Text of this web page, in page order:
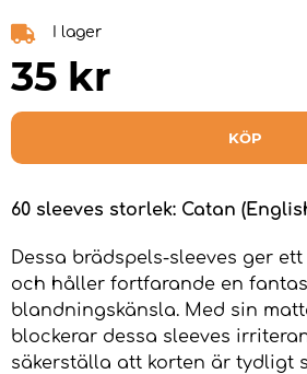
I lager
35 kr
KÖP
60 sleeves storlek: Catan
Dessa brädspels-sleeves ger
och håller fortfarande en
blandningskänsla. Med sin
blockerar dessa sleeves
säkerställa att korten är tydligt